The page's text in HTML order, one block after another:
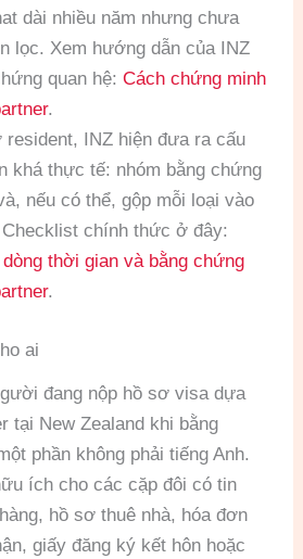
dài nhiều năm nhưng chưa
lọc. Xem hướng dẫn của INZ
quan hệ:Cách chứng minh
.
INZ hiện đưa ra cấu
khá thực tế: nhóm bằng chứng
nếu có thể, gộp mỗi loại vào
Checklist chính thức ở đây:
thời gian và bằng chứng
.
ai
đang nộp hồ sơ visa dựa
tại New Zealand khi bằng
phần không phải tiếng Anh.
ích cho các cặp đôi có tin
hồ sơ thuê nhà, hóa đơn
giấy đăng ký kết hôn hoặc